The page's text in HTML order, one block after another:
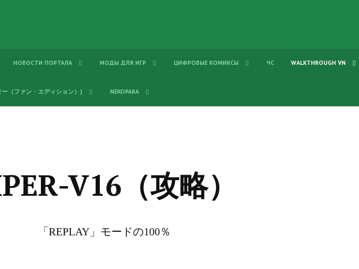
НОВОСТИ ПОРТАЛА МОДЫ ДЛЯ ИГР ЦИФРОВЫЕ КОМИКСЫ ЧС WALKTHROUGH VN
ー（ファン・エディション）) NEKOPARA
V16（攻略）
「REPLAY」モードの100％